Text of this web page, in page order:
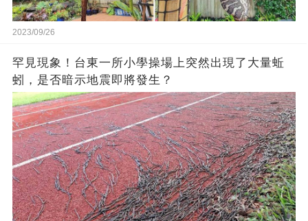
2023/09/26
罕見現象！台東一所小學操場上突然出現了大量蚯
蚓，是否暗示地震即將發生？